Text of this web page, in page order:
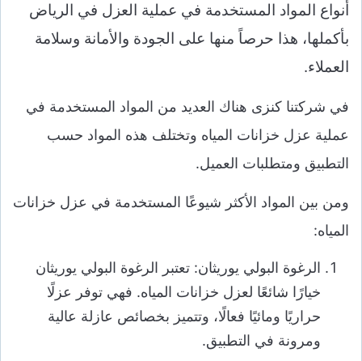
أنواع المواد المستخدمة في عملية العزل في الرياض
بأكملها، هذا حرصاً منها على الجودة والأمانة وسلامة
العملاء.
في شركتنا كنزى هناك العديد من المواد المستخدمة في
عملية عزل خزانات المياه وتختلف هذه المواد حسب
التطبيق ومتطلبات العميل.
ومن بين المواد الأكثر شيوعًا المستخدمة في عزل خزانات
المياه:
الرغوة البولي يوريثان: تعتبر الرغوة البولي يوريثان
خيارًا شائعًا لعزل خزانات المياه. فهي توفر عزلًا
حراريًا ومائيًا فعالًا، وتتميز بخصائص عازلة عالية
ومرونة في التطبيق.